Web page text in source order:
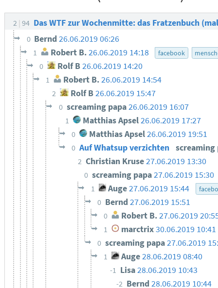
2 94 Das WTF zur Wochenmitte: das Fratzenbuch
0 Bernd26.06.2019 06:26
1 Robert B. 26.06.2019 14:18 facebook
0 Rolf B 26.06.2019 14:20
1 Robert B.26.06.2019 14:54
2 Rolf B26.06.2019 15:47
0 screaming papa26.06.2019 16:07
1 Matthias Apsel 26.06.2019 17:27
0 Matthias Apsel26.06.2019 19:51
0 Auf Whatsup verzichten screaming
2 Christian Kruse27.06.2019 13:30
0 screaming papa27.06.2019 15:30
1 Auge27.06.2019 15:44
0 Bernd 27.06.2019 15:51
0 Robert B.27.06.2019
1 marctrix30.06.2019 10:41
0 screaming papa27.06.2019
1 Auge28.06.2019 08:40
-1 Lisa28.06.2019 10:43
-2 Bernd28.06.2019 10:44